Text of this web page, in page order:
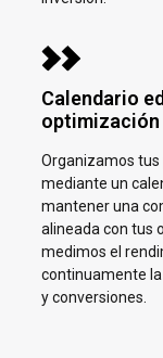
Calendario
Organizamos
mediante un
mantener una
alineada con tus
medimos el
continuamente
y conversiones.